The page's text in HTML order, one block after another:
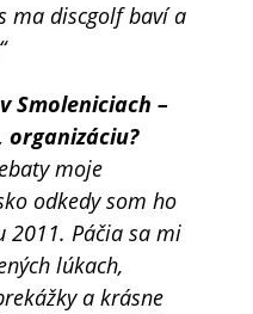
ma discgolf baví a
Smoleniciach –
moje
odkedy som ho
2011. Páčia sa mi
lúkach,
a krásne